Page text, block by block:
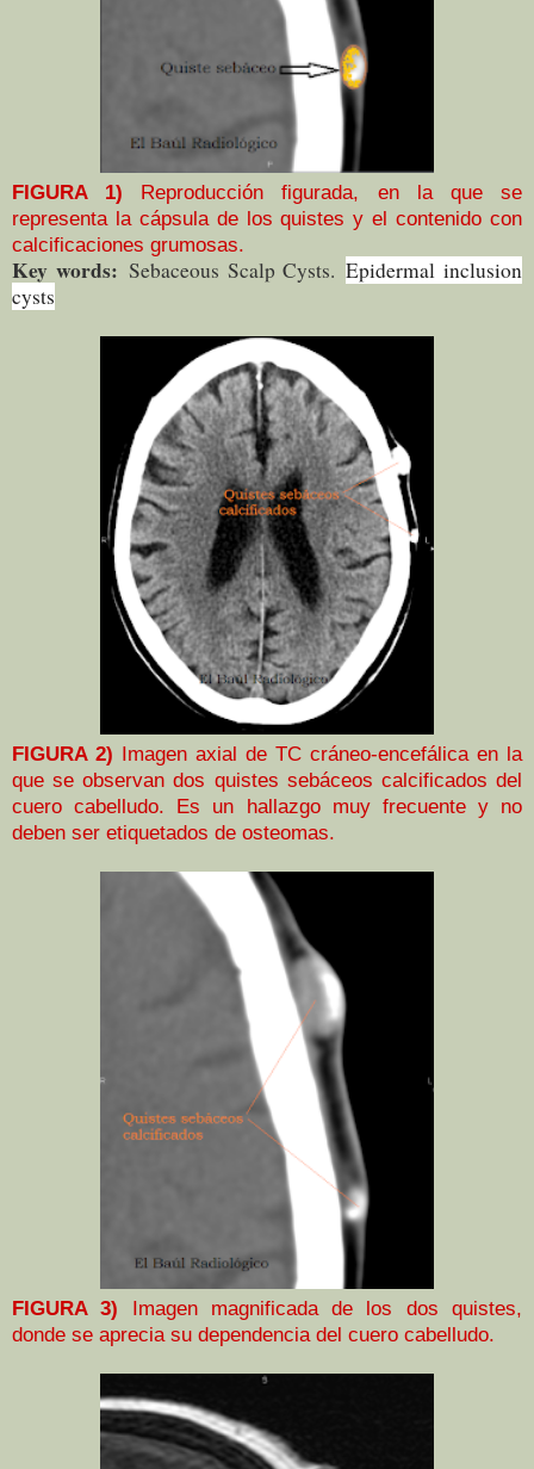
FIGURA 1) Reproducción figurada, en la que se
representa la cápsula de los quistes y el contenido con
calcificaciones grumosas.
Key words: Sebaceous Scalp Cysts.Epidermal inclusion
cysts
FIGURA 2) Imagen axial de TC cráneo-encefálica en la
que se observan dos quistes sebáceos calcificados del
cuero cabelludo. Es un hallazgo muy frecuente y no
deben ser etiquetados de osteomas.
FIGURA 3) Imagen magnificada de los dos quistes,
donde se aprecia su dependencia del cuero cabelludo.